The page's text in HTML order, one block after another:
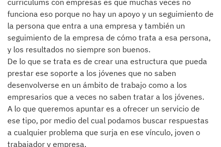
curriculums con empresas es que muchas veces no
funciona eso porque no hay un apoyo y un seguimiento de
la persona que entra a una empresa y también un
seguimiento de la empresa de cómo trata a esa persona,
y los resultados no siempre son buenos.
De lo que se trata es de crear una estructura que pueda
prestar ese soporte a los jóvenes que no saben
desenvolverse en un ámbito de trabajo como a los
empresarios que a veces no saben tratar a los jóvenes.
A lo que queremos apuntar es a ofrecer un servicio de
ese tipo, por medio del cual podamos buscar respuestas
a cualquier problema que surja en ese vínculo, joven o
trabajador y empresa.